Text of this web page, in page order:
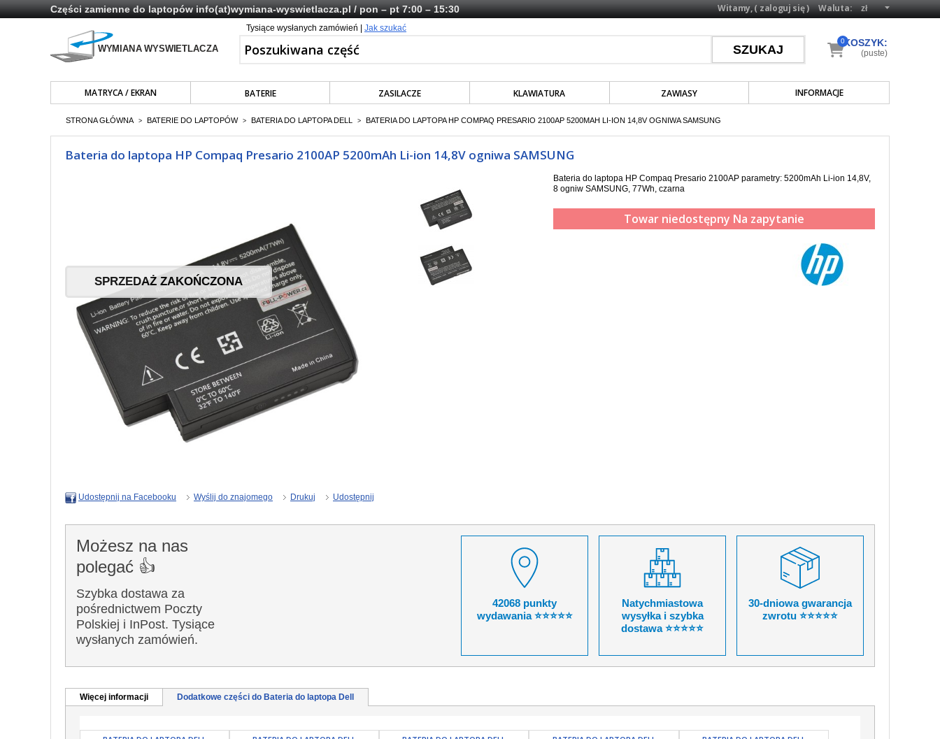
Części zamienne do laptopówinfo(at)wymiana-wyswietlacza.pl/ pon – pt 7:00 – 15:30 Waluta:
Witamy, (zaloguj się)
Tysiące wysłanych zamówień | Jak szukać
MATRYCA / EKRAN BATERIE ZASILACZE KLAWIATURA ZAWIASY INFORMACJE
KOSZYK:
0
(puste)
STRONA GŁÓWNA > BATERIE DO LAPTOPÓW > BATERIA DO LAPTOPA DELL > BATERIA DO LAPTOPA HP COMPAQ PRESARIO 2100AP 5200MAH LI-ION 14,8V OGNIWA SAMSUNG
Bateria do laptopa HP Compaq Presario 2100AP 5200mAh Li-ion 14,8V ogniwa SAMSUNG
SPRZEDAŻ ZAKOŃCZONA
Bateria do laptopa HP Compaq Presario 2100AP parametry: 5200mAh Li-ion 14,8V,
8 ogniw SAMSUNG, 77Wh, czarna
Towar niedostępny Na zapytanie
Udostępnij na Facebooku Wyślij do znajomego Drukuj Udostępnij
Możesz na nas
polegać 👍
Szybka dostawa za
pośrednictwem Poczty
Polskiej i InPost. Tysiące
wysłanych zamówień.
42068 punkty
wydawania ⭐⭐⭐⭐⭐
Natychmiastowa
wysyłka i szybka
dostawa ⭐⭐⭐⭐⭐
30-dniowa gwarancja
zwrotu ⭐⭐⭐⭐⭐
Więcej informacji Dodatkowe części do Bateria do laptopa Dell